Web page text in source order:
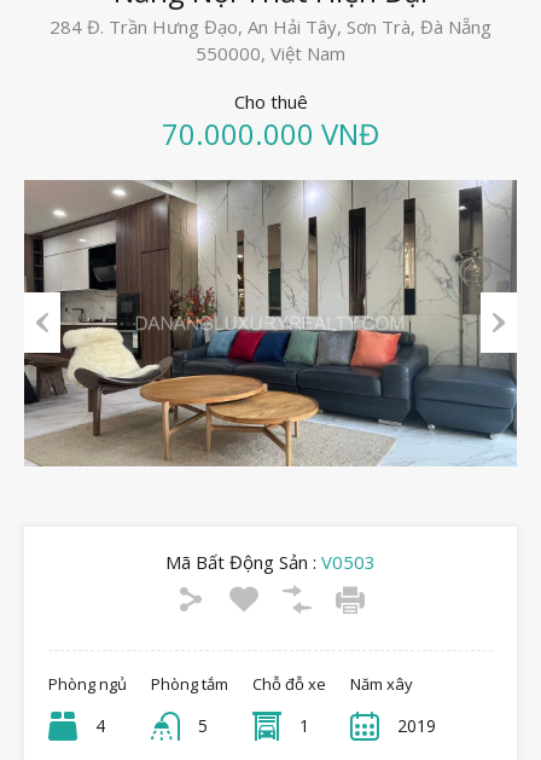
284 Đ. Trần Hưng Đạo, An Hải Tây, Sơn Trà, Đà Nẵng
550000, Việt Nam
Cho thuê
70.000.000 VNĐ
Previous Next
Mã Bất Động Sản : V0503
Phòng ngủ
4
Phòng tắm
5
Chỗ đỗ xe
1
Năm xây
2019